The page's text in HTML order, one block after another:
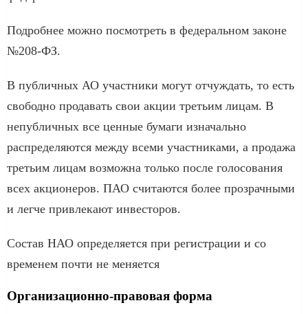
Подробнее можно посмотреть в федеральном законе
№208-ФЗ.
В публичных АО участники могут отчуждать, то есть
свободно продавать свои акции третьим лицам. В
непубличных все ценные бумаги изначально
распределяются между всеми участниками, а продажа
третьим лицам возможна только после голосования
всех акционеров. ПАО считаются более прозрачными
и легче привлекают инвесторов.
Состав НАО определяется при регистрации и со
временем почти не меняется
Организационно-правовая форма